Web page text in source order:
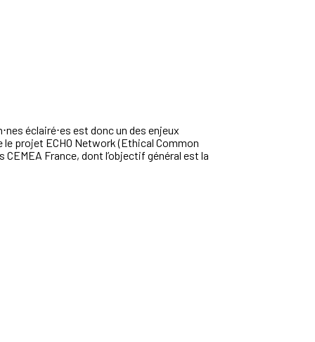
éclairé⋅es est donc un des enjeux
projet ECHO Network (Ethical Common
CEMEA France, dont l’objectif général est la